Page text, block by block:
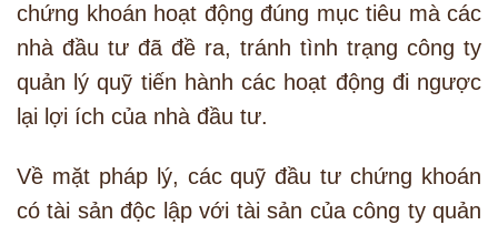
chứng khoán hoạt động đúng mục tiêu mà các
nhà đầu tư đã đề ra, tránh tình trạng công ty
quản lý quỹ tiến hành các hoạt động đi ngược
lại lợi ích của nhà đầu tư.
Về mặt pháp lý, các quỹ đầu tư chứng khoán
có tài sản độc lập với tài sản của công ty quản